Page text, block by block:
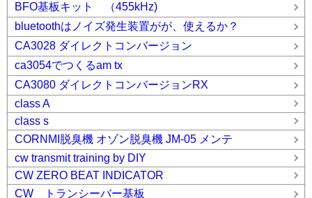
BFO基板キット （455kHz)
bluetoothはノイズ発生装置がが、使えるか？
CA3028 ダイレクトコンバージョン
ca3054でつくるam tx
CA3080 ダイレクトコンバージョンRX
class A
class s
CORNMI脱臭機 オゾン脱臭機 JM-05 メンテ
cw transmit training by DIY
CW ZERO BEAT INDICATOR
CW トランシーバー基板